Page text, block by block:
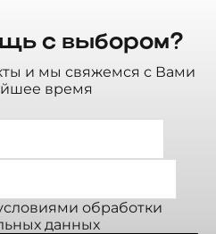
с выбором?
и мы свяжемся с Вами
время
обработки
данных